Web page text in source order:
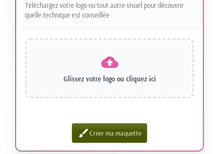
Téléchargez votre logo ou tout autre visuel pour découvrir
quelle technique est conseillée
Glissez votre logo ou cliquez ici
brushCréer ma maquette